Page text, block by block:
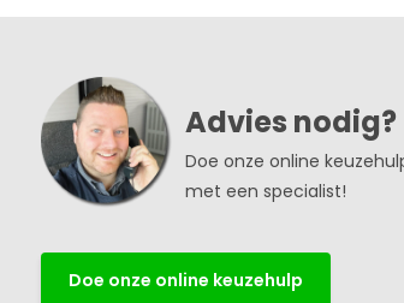
Advies nodig?
Doe onze online
met een specialist!
Doe onze online keuzehulp